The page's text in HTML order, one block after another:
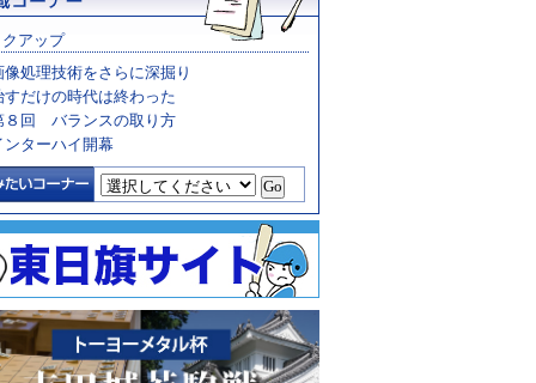
アップ
像処理技術をさらに深掘り
すだけの時代は終わった
８回 バランスの取り方
ンターハイ開幕